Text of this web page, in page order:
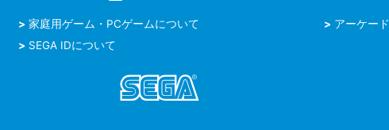
家庭用ゲーム・PCゲームについて
アーケー
SEGA IDについて